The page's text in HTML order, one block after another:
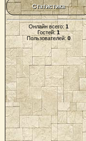
Статистика
Онлайн всего:1
Гостей:1
Пользователей:0